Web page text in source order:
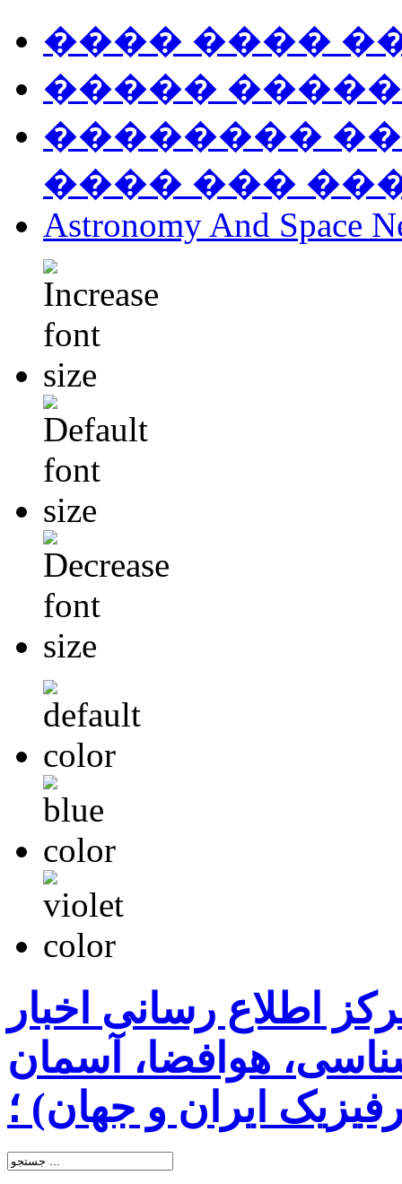
���� ����
�����
��������
���� ���
Astronomy And Space
اطلاع رسانی اخبار
هوافضا، آسمان
ایران و جهان) ؛